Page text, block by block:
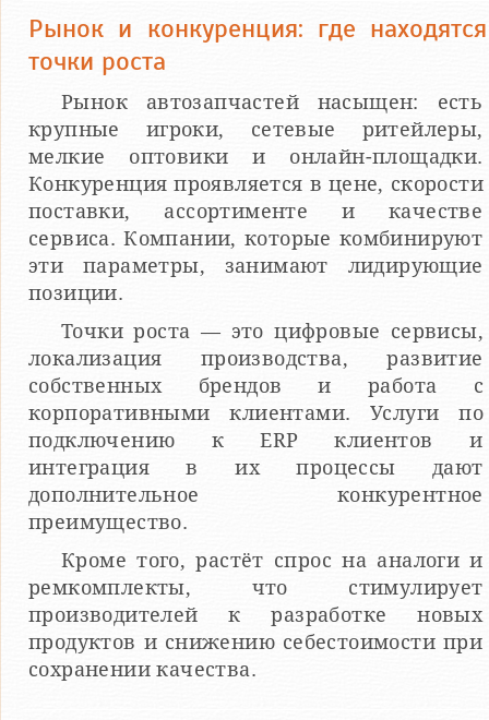
Рынок и конкуренция: где находятся
точки роста
Рынок автозапчастей насыщен: есть
крупные игроки, сетевые ритейлеры,
мелкие оптовики и онлайн-площадки.
Конкуренция проявляется в цене, скорости
поставки, ассортименте и качестве
сервиса. Компании, которые комбинируют
эти параметры, занимают лидирующие
позиции.
Точки роста — это цифровые сервисы,
локализация производства, развитие
собственных брендов и работа с
корпоративными клиентами. Услуги по
подключению к ERP клиентов и
интеграция в их процессы дают
дополнительное конкурентное
преимущество.
Кроме того, растёт спрос на аналоги и
ремкомплекты, что стимулирует
производителей к разработке новых
продуктов и снижению себестоимости при
сохранении качества.